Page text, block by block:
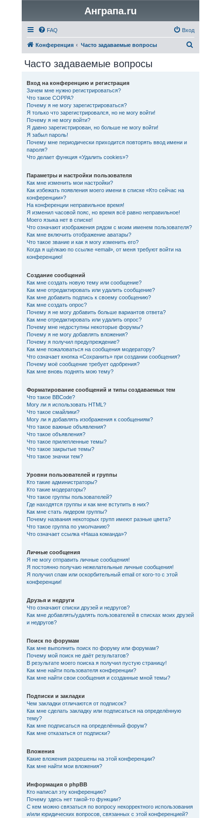
Анграпа.ru
FAQ Вход
Конференция Часто задаваемые вопросы
Часто задаваемые вопросы
Вход на конференцию и регистрация
Зачем мне нужно регистрироваться?
Что такое COPPA?
Почему я не могу зарегистрироваться?
Я только что зарегистрировался, но не могу войти!
Почему я не могу войти?
Я давно зарегистрирован, но больше не могу войти!
Я забыл пароль!
Почему мне периодически приходится повторять ввод имени и
пароля?
Что делает функция «Удалить cookies»?
Параметры и настройки пользователя
Как мне изменить мои настройки?
Как избежать появления моего имени в списке «Кто сейчас на
конференции»?
На конференции неправильное время!
Я изменил часовой пояс, но время всё равно неправильное!
Моего языка нет в списке!
Что означают изображения рядом с моим именем пользователя?
Как мне включить отображение аватары?
Что такое звание и как я могу изменить его?
Когда я щёлкаю по ссылке «email», от меня требуют войти на
конференцию!
Создание сообщений
Как мне создать новую тему или сообщение?
Как мне отредактировать или удалить сообщение?
Как мне добавить подпись к своему сообщению?
Как мне создать опрос?
Почему я не могу добавить больше вариантов ответа?
Как мне отредактировать или удалить опрос?
Почему мне недоступны некоторые форумы?
Почему я не могу добавлять вложения?
Почему я получил предупреждение?
Как мне пожаловаться на сообщения модератору?
Что означает кнопка «Сохранить» при создании сообщения?
Почему моё сообщение требует одобрения?
Как мне вновь поднять мою тему?
Форматирование сообщений и типы создаваемых тем
Что такое BBCode?
Могу ли я использовать HTML?
Что такое смайлики?
Могу ли я добавлять изображения к сообщениям?
Что такое важные объявления?
Что такое объявления?
Что такое прилепленные темы?
Что такое закрытые темы?
Что такое значки тем?
Уровни пользователей и группы
Кто такие администраторы?
Кто такие модераторы?
Что такое группы пользователей?
Где находятся группы и как мне вступить в них?
Как мне стать лидером группы?
Почему названия некоторых групп имеют разные цвета?
Что такое группа по умолчанию?
Что означает ссылка «Наша команда»?
Личные сообщения
Я не могу отправить личные сообщения!
Я постоянно получаю нежелательные личные сообщения!
Я получил спам или оскорбительный email от кого-то с этой
конференции!
Друзья и недруги
Что означают списки друзей и недругов?
Как мне добавлять/удалять пользователей в списках моих друзей
и недругов?
Поиск по форумам
Как мне выполнить поиск по форуму или форумам?
Почему мой поиск не даёт результатов?
В результате моего поиска я получил пустую страницу!
Как мне найти пользователя конференции?
Как мне найти свои сообщения и созданные мной темы?
Подписки и закладки
Чем закладки отличаются от подписок?
Как мне сделать закладку или подписаться на определённую
тему?
Как мне подписаться на определённый форум?
Как мне отказаться от подписки?
Вложения
Какие вложения разрешены на этой конференции?
Как мне найти мои вложения?
Информация о phpBB
Кто написал эту конференцию?
Почему здесь нет такой-то функции?
С кем можно связаться по вопросу некорректного использования
и/или юридических вопросов, связанных с этой конференцией?